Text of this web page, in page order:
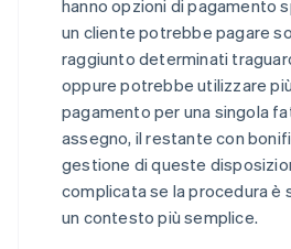
hanno opzioni di pagamento
un cliente potrebbe pagare
raggiunto determinati
oppure potrebbe utilizzare
pagamento per una singola
assegno, il restante con
gestione di queste
complicata se la procedura
un contesto più semplice.